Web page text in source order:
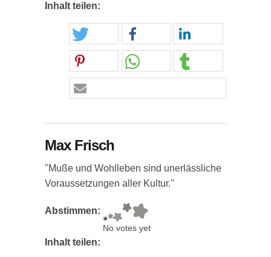
Inhalt teilen:
Max Frisch
"Muße und Wohlleben sind unerlässliche
Voraussetzungen aller Kultur."
Abstimmen:
No votes yet
Inhalt teilen: